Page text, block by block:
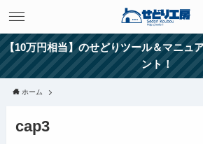
【10万円相当】のせどりツール＆マニュ
ント！
ホーム
cap3